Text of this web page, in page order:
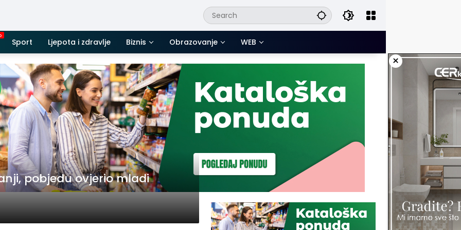
Sport Ljepota i zdravlje Biznis Obrazovanje WEB
×
pobjedu ovjerio mladi